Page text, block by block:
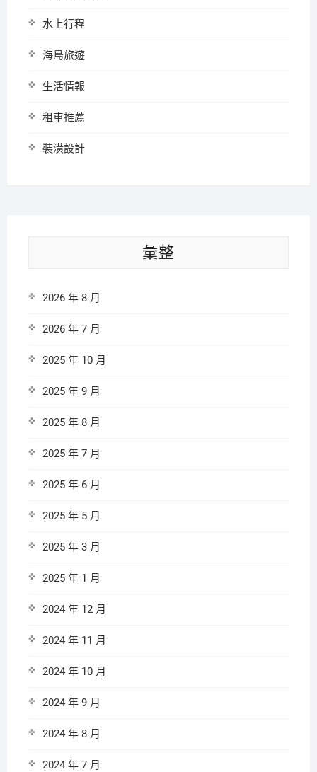
水上行程
海島旅遊
生活情報
租車推薦
裝潢設計
彙整
2026 年 8 月
2026 年 7 月
2025 年 10 月
2025 年 9 月
2025 年 8 月
2025 年 7 月
2025 年 6 月
2025 年 5 月
2025 年 3 月
2025 年 1 月
2024 年 12 月
2024 年 11 月
2024 年 10 月
2024 年 9 月
2024 年 8 月
2024 年 7 月